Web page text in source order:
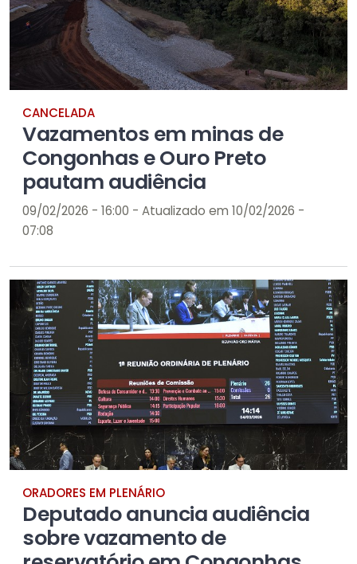
CANCELADA
Vazamentos em minas de
Congonhas e Ouro Preto
pautam audiência
09/02/2026 - 16:00 - Atualizado em 10/02/2026 -
07:08
ORADORES EM PLENÁRIO
Deputado anuncia audiência
sobre vazamento de